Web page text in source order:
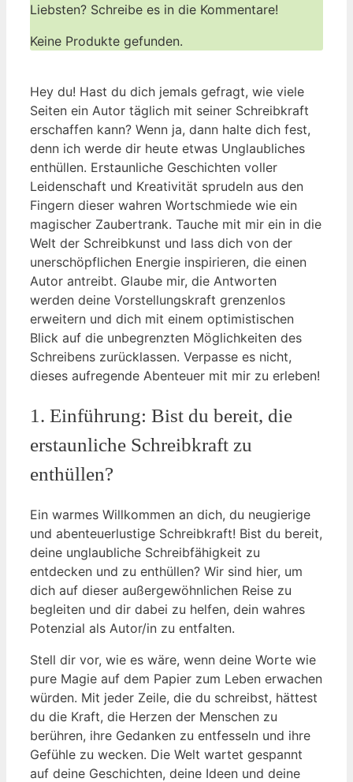
Liebsten? Schreibe es in die Kommentare!
Keine Produkte gefunden.
Hey du! Hast du dich jemals gefragt, wie viele
Seiten ein Autor täglich mit seiner Schreibkraft
erschaffen kann? Wenn ja, dann halte dich fest,
denn ich werde dir heute etwas Unglaubliches
enthüllen. Erstaunliche Geschichten voller
Leidenschaft und Kreativität sprudeln aus den
Fingern dieser wahren Wortschmiede wie ein
magischer Zaubertrank. Tauche mit mir ein in die
Welt der Schreibkunst und lass dich von der
unerschöpflichen Energie inspirieren, die einen
Autor antreibt. Glaube mir, die Antworten
werden deine Vorstellungskraft grenzenlos
erweitern und dich mit einem optimistischen
Blick auf die unbegrenzten Möglichkeiten des
Schreibens zurücklassen. Verpasse es nicht,
dieses aufregende Abenteuer mit mir zu erleben!
1. Einführung: Bist du bereit, die
erstaunliche Schreibkraft zu
enthüllen?
Ein warmes Willkommen an dich, du neugierige
und abenteuerlustige Schreibkraft! Bist du bereit,
deine unglaubliche Schreibfähigkeit zu
entdecken und zu enthüllen? Wir sind hier, um
dich auf dieser außergewöhnlichen Reise zu
begleiten und dir dabei zu helfen, dein wahres
Potenzial als Autor/in zu entfalten.
Stell dir vor, wie es wäre, wenn deine Worte wie
pure Magie auf dem Papier zum Leben erwachen
würden. Mit jeder Zeile, die du schreibst, hättest
du die Kraft, die Herzen der Menschen zu
berühren, ihre Gedanken zu entfesseln und ihre
Gefühle zu wecken. Die Welt wartet gespannt
auf deine Geschichten, deine Ideen und deine